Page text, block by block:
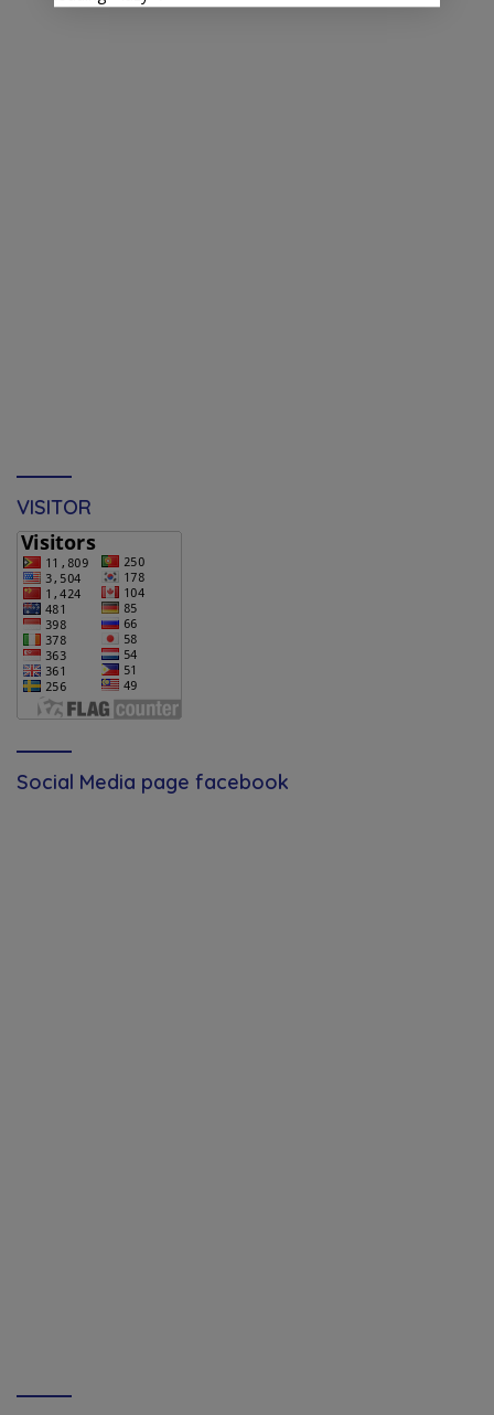
VISITOR
Social Media page facebook